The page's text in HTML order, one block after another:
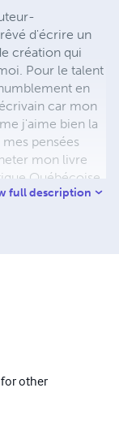
d'écrire un
création qui
Pour le talent
en
car mon
j'aime bien la
pensées
mon livre
Québécoise.
un site
full description
for other